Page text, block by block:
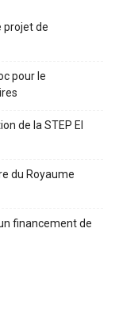
projet de
pour le
de la STEP El
du Royaume
financement de